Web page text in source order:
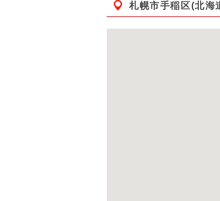
札幌市手稲区(北海